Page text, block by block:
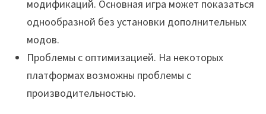
модификаций. Основная игра может показаться
однообразной без установки дополнительных
модов.
Проблемы с оптимизацией. На некоторых
платформах возможны проблемы с
производительностью.